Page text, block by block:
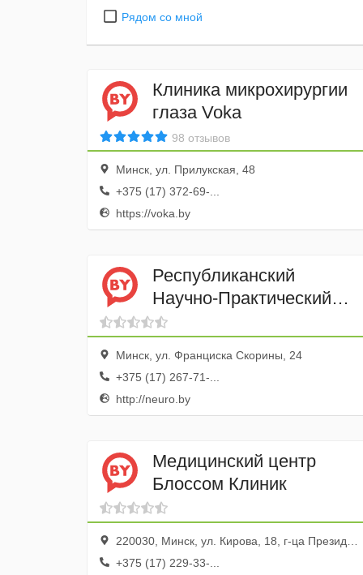
Рядом со мной
Клиника микрохирургии
глаза Voka
98 отзывов
Минск, ул. Прилукская, 48
+375 (17) 372-69-...
https://voka.by
Республиканский
Научно-Практический
центр Неврологии и
Нейрохирургии (РНПЦ
НиН)
Минск, ул. Франциска Скорины, 24
+375 (17) 267-71-...
http://neuro.by
Медицинский центр
Блоссом Клиник
220030, Минск, ул. Кирова, 18, г-ца Президент-отель
+375 (17) 229-33-...